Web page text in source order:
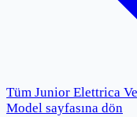
Tüm Junior Elettrica
Model sayfasına dön